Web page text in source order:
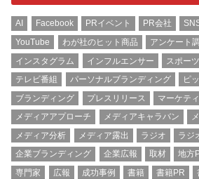
AI Facebook PRイベント PR会社
YouTube
わが社のヒット商品 アンケート
インスタグラム
インフルエンサー スポーツ
テレビ番組
パーソナルブランディング
ピ
ブランディング
プレスリリース マーケテ
メディアアプローチ
メディアキャラバン
メディア分析
メディア露出 ラジオ ラジ
企業ブランディング
企業広報 取材 地方
専門家
広報 成功事例 書籍 書籍PR